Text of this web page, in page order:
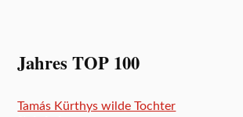
Jahres TOP 100
Tamás Kürthys wilde Tochter